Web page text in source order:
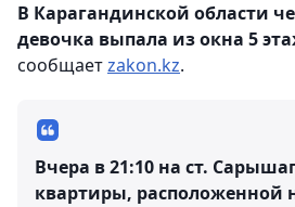
В Карагандинской области
девочка выпала из окна 5
сообщаетzakon.kz.
Вчера в 21:10 на ст.
квартиры, расположенной